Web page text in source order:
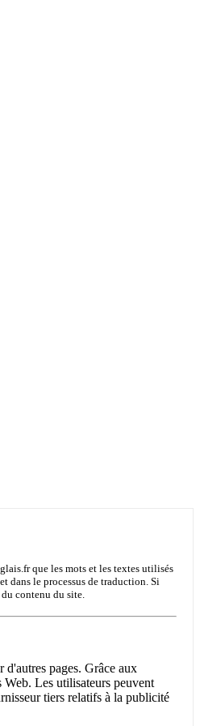
que les mots et les textes utilisés
dans le processus de traduction. Si
contenu du site.
pages. Grâce aux
Web. Les utilisateurs peuvent
tiers relatifs à la publicité